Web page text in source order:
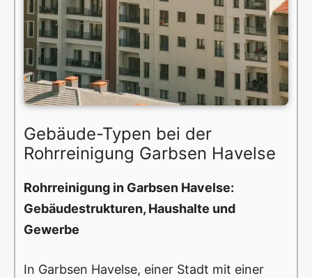
Gebäude-Typen bei der
Rohrreinigung Garbsen Havelse
Rohrreinigung in Garbsen Havelse:
Gebäudestrukturen, Haushalte und
Gewerbe
In Garbsen Havelse, einer Stadt mit einer